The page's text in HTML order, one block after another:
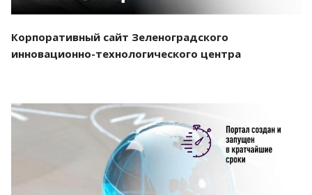
Корпоративный сайт Зеленоградского
инновационно-технологического центра